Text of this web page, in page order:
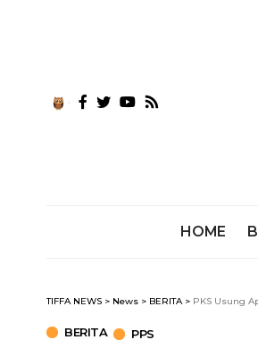
HOME
TIFFA NEWS > News > BERITA> PKS Usung
BERITA PPS